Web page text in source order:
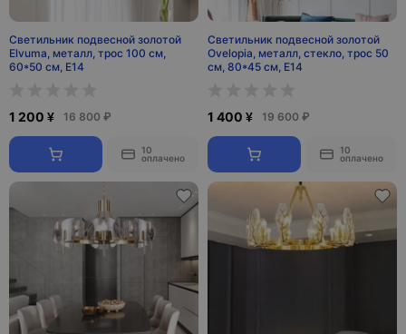
Светильник подвесной золотой
Elvuma, металл, трос 100 см,
60*50 см, E14
1 200 ¥ 16 800 ₽
10
оплачено
Светильник подвесной золотой
Ovelopia, металл, стекло, трос 50
см, 80*45 см, Е14
1 400 ¥ 19 600 ₽
10
оплачено